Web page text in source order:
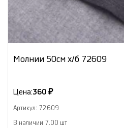
Молнии 50см х/б 72609
Цена:360 ₽
Артикул: 72609
В наличии 7.00 шт